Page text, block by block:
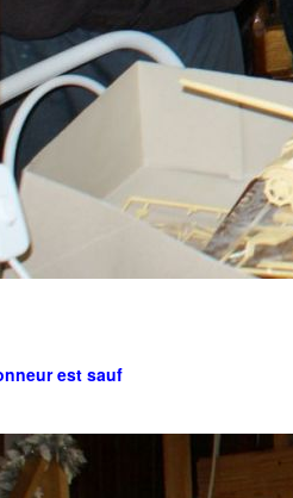
est sauf